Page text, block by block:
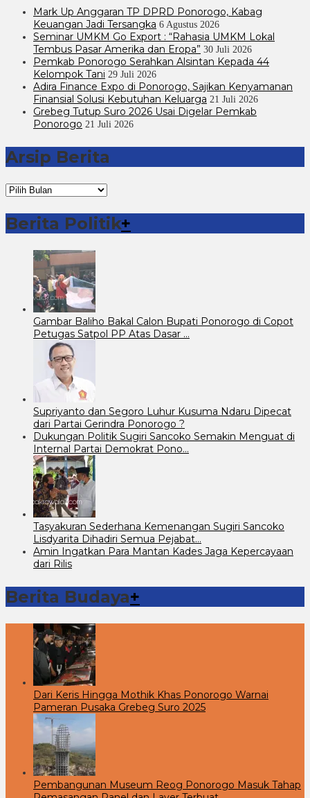
Mark Up Anggaran TP DPRD Ponorogo, Kabag
Keuangan Jadi Tersangka 6 Agustus 2026
Seminar UMKM Go Export : “Rahasia UMKM Lokal
Tembus Pasar Amerika dan Eropa” 30 Juli 2026
Pemkab Ponorogo Serahkan Alsintan Kepada 44
Kelompok Tani 29 Juli 2026
Adira Finance Expo di Ponorogo, Sajikan Kenyamanan
Finansial Solusi Kebutuhan Keluarga 21 Juli 2026
Grebeg Tutup Suro 2026 Usai Digelar Pemkab
Ponorogo 21 Juli 2026
Arsip Berita
Arsip
Berita
Berita Politik+
Gambar Baliho Bakal Calon Bupati Ponorogo di Copot
Petugas Satpol PP Atas Dasar …
Supriyanto dan Segoro Luhur Kusuma Ndaru Dipecat
dari Partai Gerindra Ponorogo ?
Dukungan Politik Sugiri Sancoko Semakin Menguat di
Internal Partai Demokrat Pono…
Tasyakuran Sederhana Kemenangan Sugiri Sancoko
Lisdyarita Dihadiri Semua Pejabat…
Amin Ingatkan Para Mantan Kades Jaga Kepercayaan
dari Rilis
Berita Budaya+
Dari Keris Hingga Mothik Khas Ponorogo Warnai
Pameran Pusaka Grebeg Suro 2025
Pembangunan Museum Reog Ponorogo Masuk Tahap